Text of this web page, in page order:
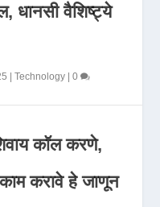
धानसी वैशिष्ट्ये
|Technology |0
कॉल करणे,
करावे हे जाणून